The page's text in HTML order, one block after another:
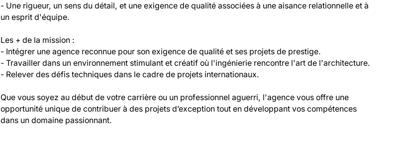
- Une rigueur, un sens du détail, et une exigence de qualité associées à une aisance relationnelle et à
un esprit d'équipe.
Les + de la mission :
- Intégrer une agence reconnue pour son exigence de qualité et ses projets de prestige.
- Travailler dans un environnement stimulant et créatif où l'ingénierie rencontre l'art de l'architecture.
- Relever des défis techniques dans le cadre de projets internationaux.
Que vous soyez au début de votre carrière ou un professionnel aguerri, l'agence vous offre une
opportunité unique de contribuer à des projets d’exception tout en développant vos compétences
dans un domaine passionnant.